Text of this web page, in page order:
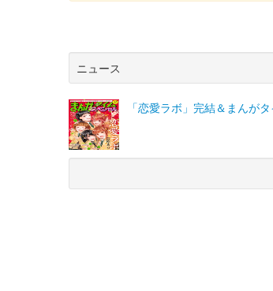
ニュース
「恋愛ラボ」完結＆まんが